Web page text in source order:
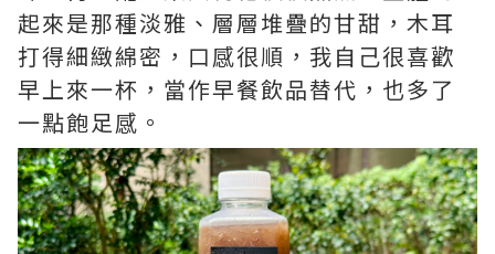
起來是那種淡雅、層層堆疊的甘甜，木耳
打得細緻綿密，口感很順，我自己很喜歡
早上來一杯，當作早餐飲品替代，也多了
一點飽足感。